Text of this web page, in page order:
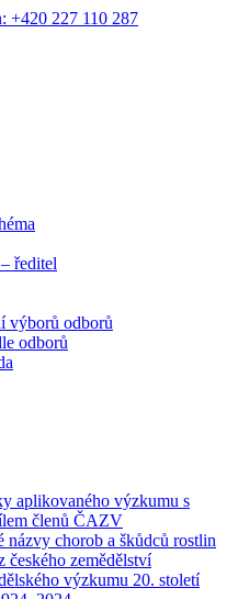
+420 227 110 287
ředitel
výborů odborů
odborů
aplikovaného výzkumu s
členů ČAZV
názvy chorob a škůdců rostlin
českého zemědělství
výzkumu 20. století